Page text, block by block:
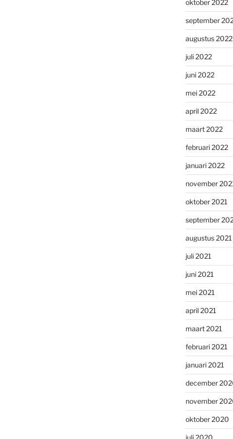
oktober 2022
september
augustus 2022
juli 2022
juni 2022
mei 2022
april 2022
maart 2022
februari 2022
januari 2022
november
oktober 2021
september
augustus 2021
juli 2021
juni 2021
mei 2021
april 2021
maart 2021
februari 2021
januari 2021
december
november
oktober 2020